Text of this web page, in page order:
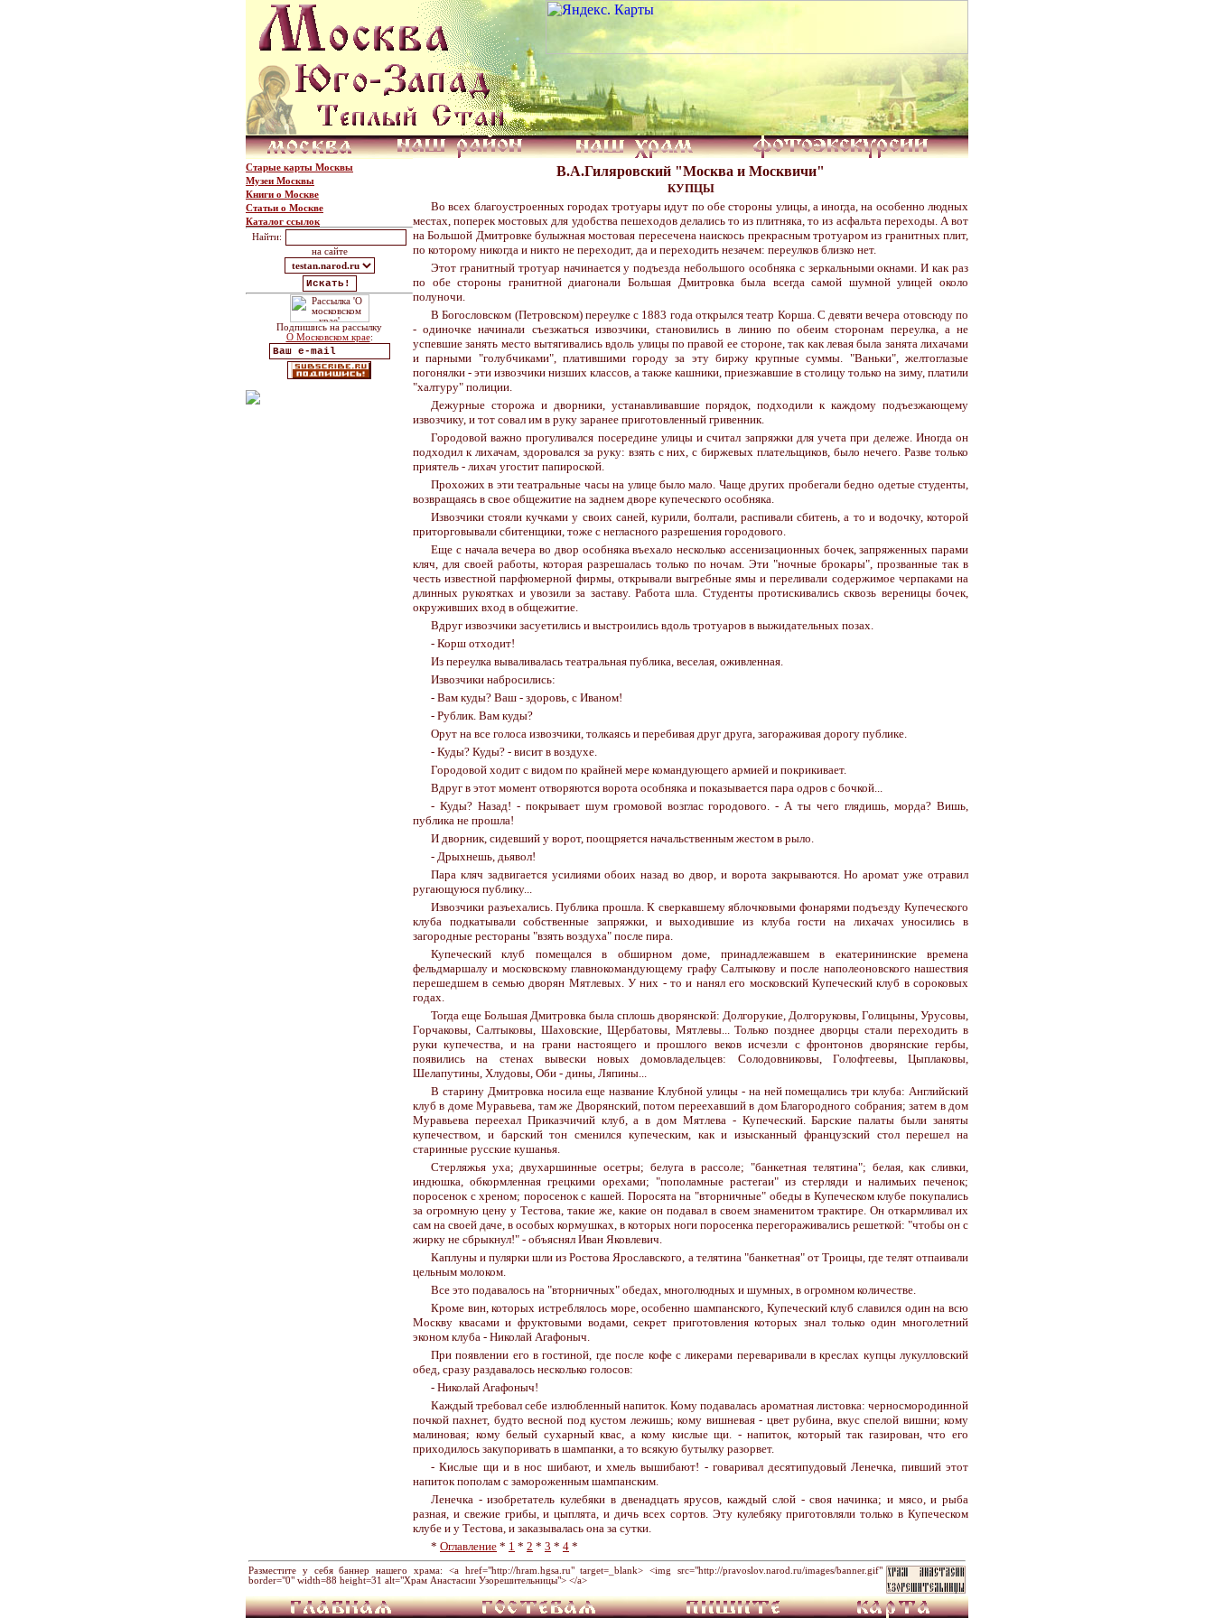
Старые карты Москвы
Музеи Москвы
Книги о Москве
Статьи о Москве
Каталог ссылок
Найти:
на сайте
Подпишись на рассылку
О Московском крае:
В.А.Гиляровский "Москва и Москвичи"
КУПЦЫ
Во всех благоустроенных городах тротуары идут по обе стороны улицы, а иногда, на особенно людных
местах, поперек мостовых для удобства пешеходов делались то из плитняка, то из асфальта переходы. А вот
на Большой Дмитровке булыжная мостовая пересечена наискось прекрасным тротуаром из гранитных плит,
по которому никогда и никто не переходит, да и переходить незачем: переулков близко нет.
Этот гранитный тротуар начинается у подъезда небольшого особняка с зеркальными окнами. И как раз
по обе стороны гранитной диагонали Большая Дмитровка была всегда самой шумной улицей около
полуночи.
В Богословском (Петровском) переулке с 1883 года открылся театр Корша. С девяти вечера отовсюду по
- одиночке начинали съезжаться извозчики, становились в линию по обеим сторонам переулка, а не
успевшие занять место вытягивались вдоль улицы по правой ее стороне, так как левая была занята лихачами
и парными "голубчиками", платившими городу за эту биржу крупные суммы. "Ваньки", желтоглазые
погонялки - эти извозчики низших классов, а также кашники, приезжавшие в столицу только на зиму, платили
"халтуру" полиции.
Дежурные сторожа и дворники, устанавливавшие порядок, подходили к каждому подъезжающему
извозчику, и тот совал им в руку заранее приготовленный гривенник.
Городовой важно прогуливался посередине улицы и считал запряжки для учета при дележе. Иногда он
подходил к лихачам, здоровался за руку: взять с них, с биржевых плательщиков, было нечего. Разве только
приятель - лихач угостит папироской.
Прохожих в эти театральные часы на улице было мало. Чаще других пробегали бедно одетые студенты,
возвращаясь в свое общежитие на заднем дворе купеческого особняка.
Извозчики стояли кучками у своих саней, курили, болтали, распивали сбитень, а то и водочку, которой
приторговывали сбитенщики, тоже с негласного разрешения городового.
Еще с начала вечера во двор особняка въехало несколько ассенизационных бочек, запряженных парами
кляч, для своей работы, которая разрешалась только по ночам. Эти "ночные брокары", прозванные так в
честь известной парфюмерной фирмы, открывали выгребные ямы и переливали содержимое черпаками на
длинных рукоятках и увозили за заставу. Работа шла. Студенты протискивались сквозь вереницы бочек,
окруживших вход в общежитие.
Вдруг извозчики засуетились и выстроились вдоль тротуаров в выжидательных позах.
- Корш отходит!
Из переулка вываливалась театральная публика, веселая, оживленная.
Извозчики набросились:
- Вам куды? Ваш - здоровь, с Иваном!
- Рублик. Вам куды?
Орут на все голоса извозчики, толкаясь и перебивая друг друга, загораживая дорогу публике.
- Куды? Куды? - висит в воздухе.
Городовой ходит с видом по крайней мере командующего армией и покрикивает.
Вдруг в этот момент отворяются ворота особняка и показывается пара одров с бочкой...
- Куды? Назад! - покрывает шум громовой возглас городового. - А ты чего глядишь, морда? Вишь,
публика не прошла!
И дворник, сидевший у ворот, поощряется начальственным жестом в рыло.
- Дрыхнешь, дьявол!
Пара кляч задвигается усилиями обоих назад во двор, и ворота закрываются. Но аромат уже отравил
ругающуюся публику...
Извозчики разъехались. Публика прошла. К сверкавшему яблочковыми фонарями подъезду Купеческого
клуба подкатывали собственные запряжки, и выходившие из клуба гости на лихачах уносились в
загородные рестораны "взять воздуха" после пира.
Купеческий клуб помещался в обширном доме, принадлежавшем в екатерининские времена
фельдмаршалу и московскому главнокомандующему графу Салтыкову и после наполеоновского нашествия
перешедшем в семью дворян Мятлевых. У них - то и нанял его московский Купеческий клуб в сороковых
годах.
Тогда еще Большая Дмитровка была сплошь дворянской: Долгорукие, Долгоруковы, Голицыны, Урусовы,
Горчаковы, Салтыковы, Шаховские, Щербатовы, Мятлевы... Только позднее дворцы стали переходить в
руки купечества, и на грани настоящего и прошлого веков исчезли с фронтонов дворянские гербы,
появились на стенах вывески новых домовладельцев: Солодовниковы, Голофтеевы, Цыплаковы,
Шелапутины, Хлудовы, Оби - дины, Ляпины...
В старину Дмитровка носила еще название Клубной улицы - на ней помещались три клуба: Английский
клуб в доме Муравьева, там же Дворянский, потом переехавший в дом Благородного собрания; затем в дом
Муравьева переехал Приказчичий клуб, а в дом Мятлева - Купеческий. Барские палаты были заняты
купечеством, и барский тон сменился купеческим, как и изысканный французский стол перешел на
старинные русские кушанья.
Стерляжья уха; двухаршинные осетры; белуга в рассоле; "банкетная телятина"; белая, как сливки,
индюшка, обкормленная грецкими орехами; "пополамные растегаи" из стерляди и налимьих печенок;
поросенок с хреном; поросенок с кашей. Поросята на "вторничные" обеды в Купеческом клубе покупались
за огромную цену у Тестова, такие же, какие он подавал в своем знаменитом трактире. Он откармливал их
сам на своей даче, в особых кормушках, в которых ноги поросенка перегораживались решеткой: "чтобы он с
жирку не сбрыкнул!" - объяснял Иван Яковлевич.
Каплуны и пулярки шли из Ростова Ярославского, а телятина "банкетная" от Троицы, где телят отпаивали
цельным молоком.
Все это подавалось на "вторничных" обедах, многолюдных и шумных, в огромном количестве.
Кроме вин, которых истреблялось море, особенно шампанского, Купеческий клуб славился один на всю
Москву квасами и фруктовыми водами, секрет приготовления которых знал только один многолетний
эконом клуба - Николай Агафоныч.
При появлении его в гостиной, где после кофе с ликерами переваривали в креслах купцы лукулловский
обед, сразу раздавалось несколько голосов:
- Николай Агафоныч!
Каждый требовал себе излюбленный напиток. Кому подавалась ароматная листовка: черносмородинной
почкой пахнет, будто весной под кустом лежишь; кому вишневая - цвет рубина, вкус спелой вишни; кому
малиновая; кому белый сухарный квас, а кому кислые щи. - напиток, который так газирован, что его
приходилось закупоривать в шампанки, а то всякую бутылку разорвет.
- Кислые щи и в нос шибают, и хмель вышибают! - говаривал десятипудовый Ленечка, пивший этот
напиток пополам с замороженным шампанским.
Ленечка - изобретатель кулебяки в двенадцать ярусов, каждый слой - своя начинка; и мясо, и рыба
разная, и свежие грибы, и цыплята, и дичь всех сортов. Эту кулебяку приготовляли только в Купеческом
клубе и у Тестова, и заказывалась она за сутки.
* Оглавление * 1 * 2 * 3 * 4 *
Разместите у себя баннер нашего храма: <a href="http://hram.hgsa.ru" target=_blank> <img src="http://pravoslov.narod.ru/images/banner.gif"
border="0" width=88 height=31 alt="Храм Анастасии Узорешительницы"> </a>